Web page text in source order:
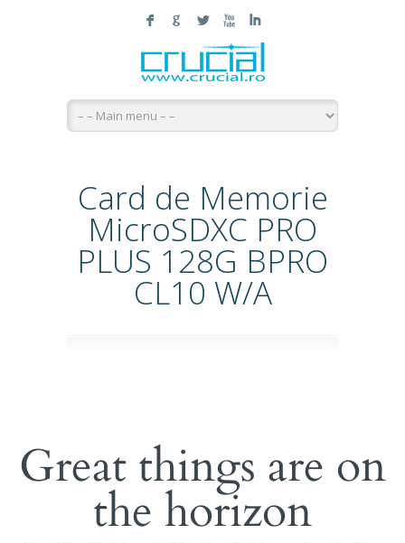
F G L X I
Card de Memorie
MicroSDXC PRO
PLUS 128G BPRO
CL10 W/A
Great things are on
the horizon